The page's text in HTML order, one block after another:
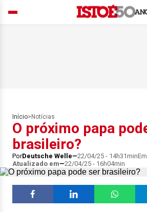
Início> Notícias
O próximo papa
brasileiro?
PorDeutsche Welle 22/04/25 - 14h31minEm
Atualizado em
22/04/25 - 16h04min